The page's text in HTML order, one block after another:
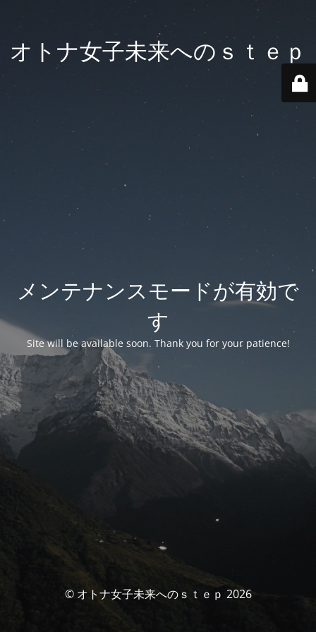
オトナ女子未来へのｓｔｅｐ
メンテナンスモードが有効で
す
Site will be available soon. Thank you for your patience!
© オトナ女子未来へのｓｔｅｐ 2026